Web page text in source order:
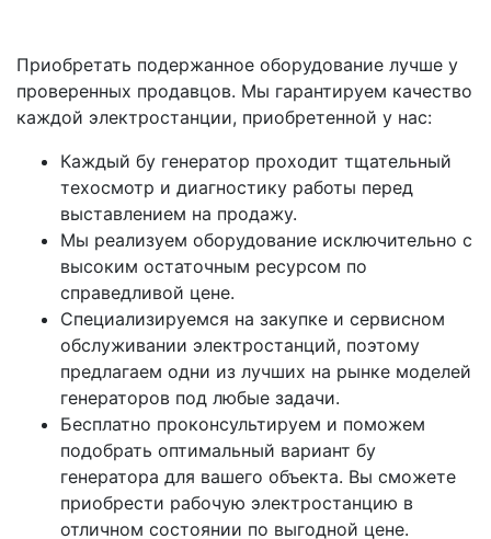
Приобретать подержанное оборудование лучше у
проверенных продавцов. Мы гарантируем качество
каждой электростанции, приобретенной у нас:
Каждый бу генератор проходит тщательный
техосмотр и диагностику работы перед
выставлением на продажу.
Мы реализуем оборудование исключительно с
высоким остаточным ресурсом по
справедливой цене.
Специализируемся на закупке и сервисном
обслуживании электростанций, поэтому
предлагаем одни из лучших на рынке моделей
генераторов под любые задачи.
Бесплатно проконсультируем и поможем
подобрать оптимальный вариант бу
генератора для вашего объекта. Вы сможете
приобрести рабочую электростанцию в
отличном состоянии по выгодной цене.